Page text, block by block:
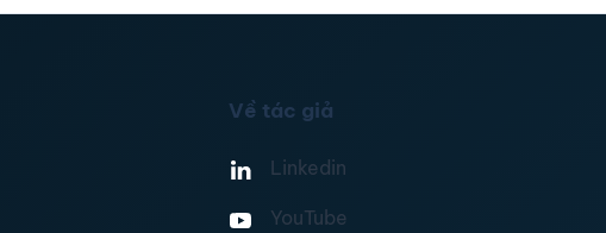
Về tác giả
Linkedin
YouTube